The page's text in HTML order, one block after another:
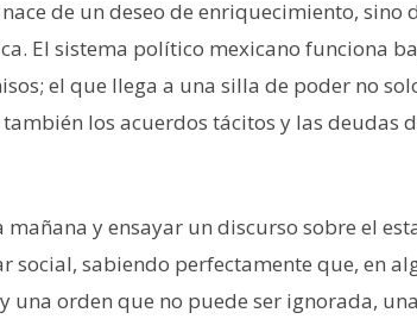
de un deseo de enriquecimiento, sino
El sistema político mexicano funciona
el que llega a una silla de poder no
los acuerdos tácitos y las deudas
y ensayar un discurso sobre el
social, sabiendo perfectamente que, en
una orden que no puede ser ignorada,